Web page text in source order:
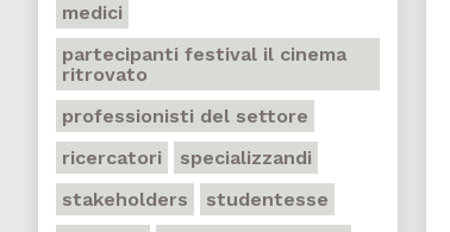
medici
partecipanti festival il cinema
ritrovato
professionisti del settore
ricercatori
specializzandi
stakeholders
studentesse